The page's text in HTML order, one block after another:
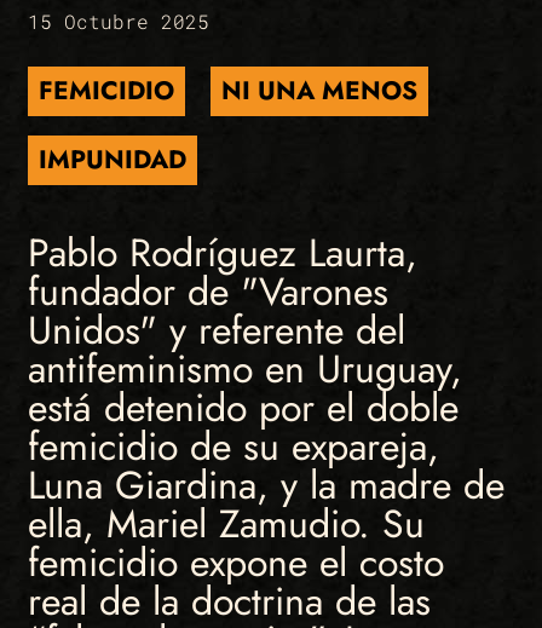
15 Octubre 2025
FEMICIDIO
NI UNA MENOS
IMPUNIDAD
Pablo Rodríguez Laurta,
fundador de "Varones
Unidos" y referente del
antifeminismo en Uruguay,
está detenido por el doble
femicidio de su expareja,
Luna Giardina, y la madre de
ella, Mariel Zamudio. Su
femicidio expone el costo
real de la doctrina de las